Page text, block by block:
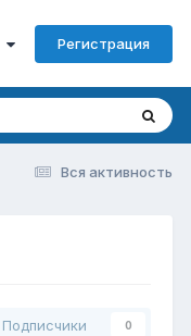
Регистрация
Вся активность
Подписчики 0